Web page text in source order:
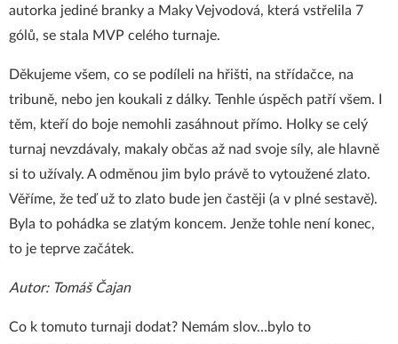
autorka jediné branky a Maky Vejvodová, která vstřelila 7
gólů, se stala MVP celého turnaje.
Děkujeme všem, co se podíleli na hřišti, na střídačce, na
tribuně, nebo jen koukali z dálky. Tenhle úspěch patří všem. I
těm, kteří do boje nemohli zasáhnout přímo. Holky se celý
turnaj nevzdávaly, makaly občas až nad svoje síly, ale hlavně
si to užívaly. A odměnou jim bylo právě to vytoužené zlato.
Věříme, že teď už to zlato bude jen častěji (a v plné sestavě).
Byla to pohádka se zlatým koncem. Jenže tohle není konec,
to je teprve začátek.
Autor: Tomáš Čajan
Co k tomuto turnaji dodat? Nemám slov…bylo to